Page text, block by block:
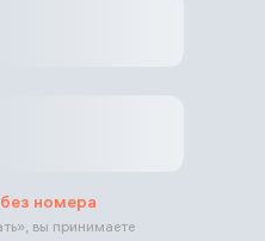
номера
», вы принимаете